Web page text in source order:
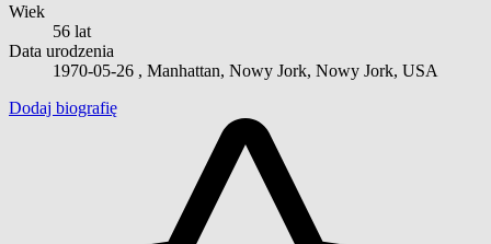
Wiek
56 lat
Data urodzenia
1970-05-26 , Manhattan, Nowy Jork, Nowy Jork, USA
Dodaj biografię